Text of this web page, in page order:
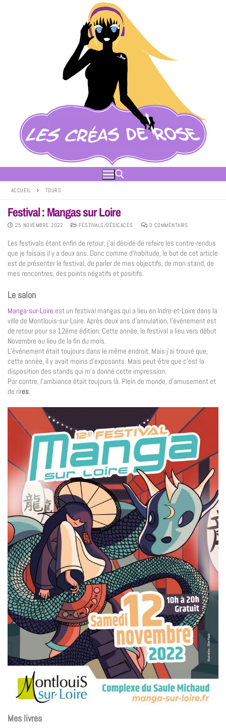
ACCUEIL TOURS
Festival : Mangas sur Loire
25 NOVEMBRE 2022 FESTIVALS/DÉDICACES 0 COMMENTAIRE
Les festivals étant enfin de retour, j’ai décidé de refaire les contre-rendus
que je faisais il y a deux ans. Donc comme d’habitude, le but de cet article
est de présenter le festival, de parler de mes objectifs, de mon stand, de
mes rencontres, des points négatifs et positifs.
Le salon
Manga-sur-Loire est un festival mangas qui a lieu en Indre-et-Loire dans la
ville de Montlouis-sur-Loire. Après deux ans d’annulation, l’événement est
de retour pour sa 12éme édition. Cette année, le festival a lieu vers début
Novembre au lieu de la fin du mois.
L’événement était toujours dans le même endroit. Mais j’ai trouvé que,
cette année, il y avait moins d’exposants. Mais peut-être que c’est la
disposition des stands qui m’a donné cette impression.
Par contre, l’ambiance était toujours là. Plein de monde, d’amusement et
de rires.
Mes livres